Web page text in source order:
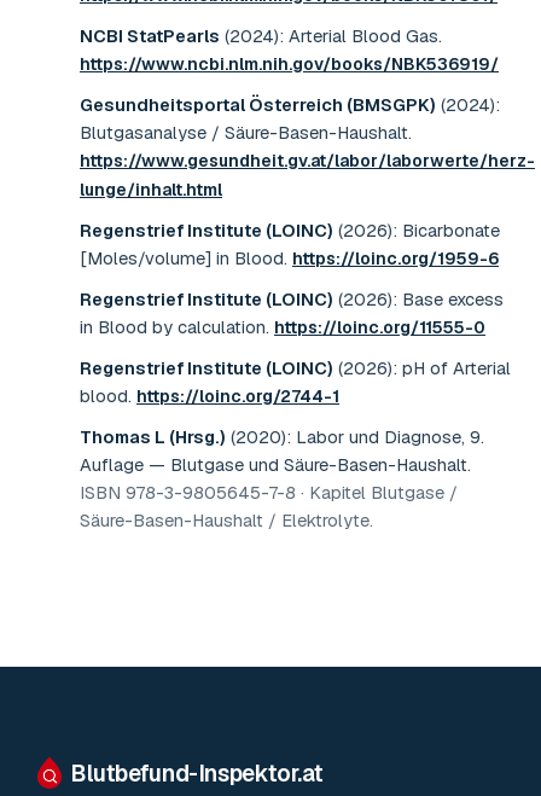
NCBI StatPearls (2024): Arterial Blood Gas.
https://www.ncbi.nlm.nih.gov/books/NBK536919/
Gesundheitsportal Österreich (BMSGPK) (2024):
Blutgasanalyse / Säure-Basen-Haushalt.
https://www.gesundheit.gv.at/labor/laborwerte/herz-
lunge/inhalt.html
Regenstrief Institute (LOINC) (2026): Bicarbonate
[Moles/volume] in Blood. https://loinc.org/1959-6
Regenstrief Institute (LOINC) (2026): Base excess
in Blood by calculation. https://loinc.org/11555-0
Regenstrief Institute (LOINC) (2026): pH of Arterial
blood. https://loinc.org/2744-1
Thomas L (Hrsg.) (2020): Labor und Diagnose, 9.
Auflage — Blutgase und Säure-Basen-Haushalt.
ISBN 978-3-9805645-7-8 · Kapitel Blutgase /
Säure-Basen-Haushalt / Elektrolyte.
Blutbefund-Inspektor.at